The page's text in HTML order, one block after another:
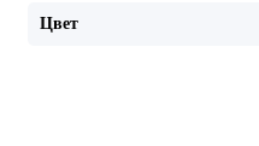
Цвет